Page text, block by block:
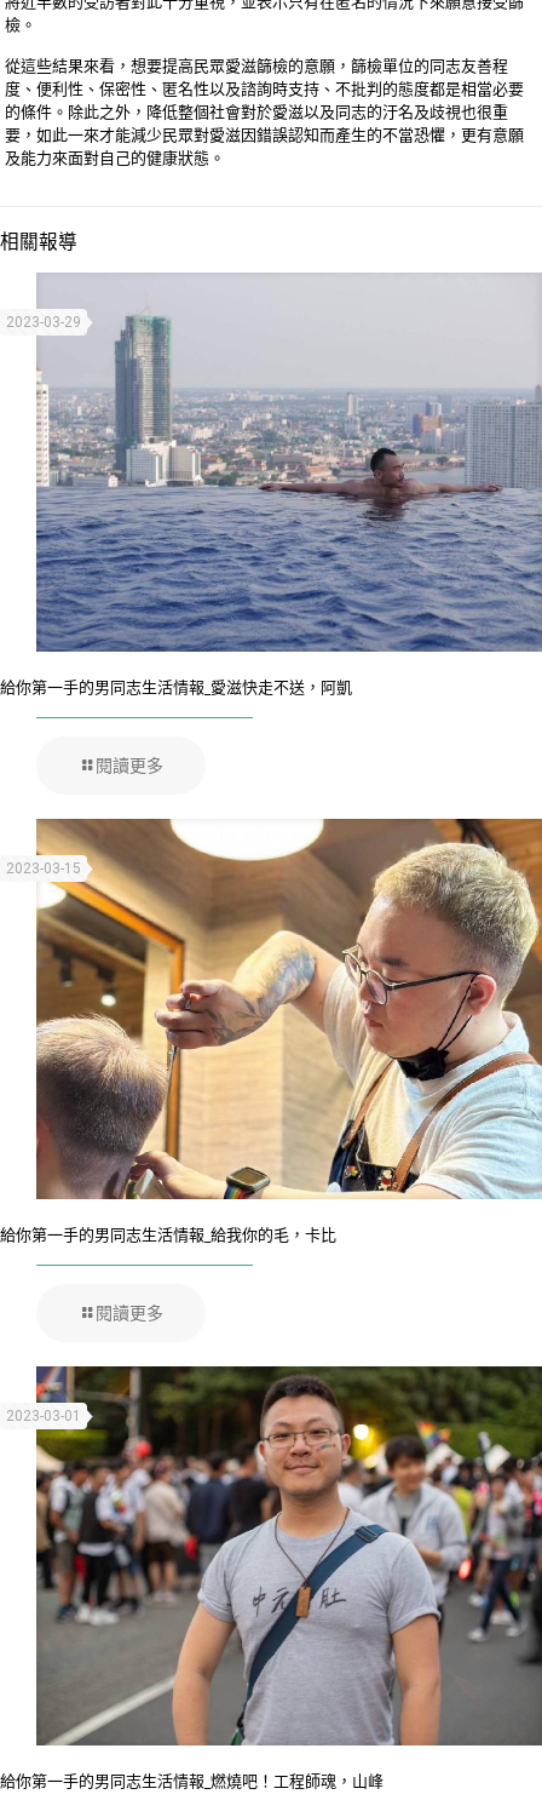
檢。
從這些結果來看，想要提高民眾愛滋篩檢的意願，篩檢單位的同志友善程
度、便利性、保密性、匿名性以及諮詢時支持、不批判的態度都是相當必要
的條件。除此之外，降低整個社會對於愛滋以及同志的汙名及歧視也很重
要，如此一來才能減少民眾對愛滋因錯誤認知而產生的不當恐懼，更有意願
及能力來面對自己的健康狀態。
相關報導
2023-03-29
給你第一手的男同志生活情報_愛滋快走不送，阿凱
閱讀更多
2023-03-15
給你第一手的男同志生活情報_給我你的毛，卡比
閱讀更多
2023-03-01
給你第一手的男同志生活情報_燃燒吧！工程師魂，山峰